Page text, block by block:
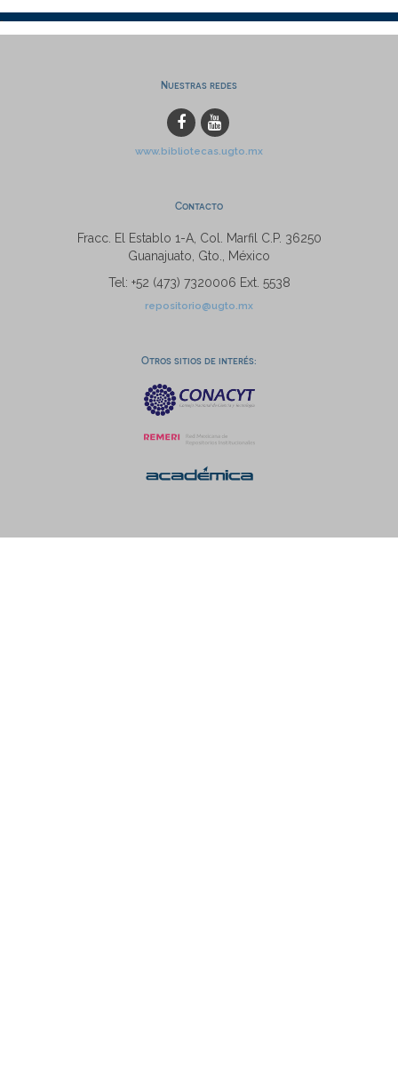
Nuestras redes
www.bibliotecas.ugto.mx
Contacto
Fracc. El Establo 1-A, Col. Marfil C.P. 36250
Guanajuato, Gto., México
Tel: +52 (473) 7320006 Ext. 5538
repositorio@ugto.mx
Otros sitios de interés: